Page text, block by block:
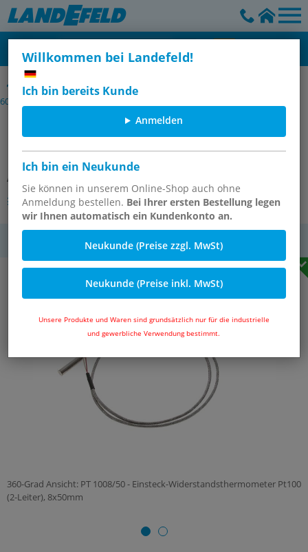
Willkommen bei Landefeld!
Ich bin bereits Kunde
Anmelden
Ich bin ein Neukunde
Sie können in unserem Online-Shop auch ohne
Anmeldung bestellen. Bei Ihrer ersten Bestellung legen
wir Ihnen automatisch ein Kundenkonto an.
Neukunde (Preise zzgl. MwSt)
Neukunde (Preise inkl. MwSt)
Unsere Produkte und Waren sind grundsätzlich nur für die industrielle
und gewerbliche Verwendung bestimmt.
Einsteck-Widerstandsthermometer mit festem Kabel, DIN EN IEC
60751 (Auslaufartikel)
Einsteck-Widerstandsthermometer
Pt100 (2-Leiter), 8x50mm
Artikelnummer:
Andere Varianten des Artikels
360-Grad Ansicht: PT 1008/50 - Einsteck-Widerstandsthermometer Pt100
(2-Leiter), 8x50mm